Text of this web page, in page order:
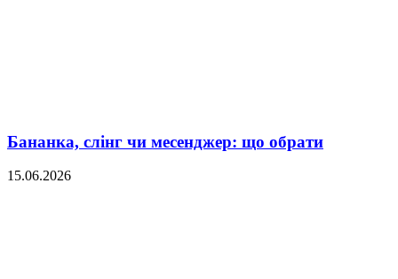
Бананка, слінг чи месенджер: що обрати
15.06.2026